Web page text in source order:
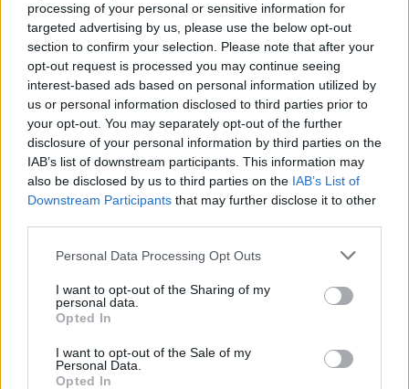
processing of your personal or sensitive information for
targeted advertising by us, please use the below opt-out
section to confirm your selection. Please note that after your
opt-out request is processed you may continue seeing
interest-based ads based on personal information utilized by
us or personal information disclosed to third parties prior to
your opt-out. You may separately opt-out of the further
disclosure of your personal information by third parties on the
IAB’s list of downstream participants. This information may
also be disclosed by us to third parties on the IAB’s List of
Downstream Participants that may further disclose it to other
Personal Data Processing Opt Outs
I want to opt-out of the Sharing of my
personal data.
Opted In
I want to opt-out of the Sale of my
Personal Data.
Opted In
Helsingin keskustassa järjestetään elokuussa
ilmainen kahdeksan artistin elektronisen
tanssimusiikin tapahtuma.
Info
Tietosuojalauseke
Mediatiedot
RSS-ohje
Yhteistyössä
Jocka
Päivän Lehti
Lifestyle Viihde